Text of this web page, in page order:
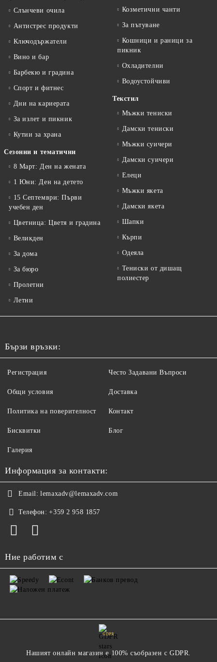
Слънчеви очила
Антистрес продукти
Ключодържатели
Вино и бар
Барбекю и градина
Спорт и фитнес
Дни на кариерата
За излет и пикник
Кутии за храна
Сезонни и тематични
8 Март: Ден на жената
1 Юни: Ден на детето
15 Септември: Първи
учебен ден
Цветница: Цветя и градина
Великден
За дома
За бюро
Пролетни
Летни
Козметични чанти
За пътуване
Кошници и раници за
пикник
Охладителни
Водоустойчиви
Текстил
Мъжки тениски
Дамски тениски
Мъжки суичери
Дамски суичери
Елеци
Мъжки якета
Дамски якета
Шапки
Кърпи
Одеяла
Тениски от дишащ
полиестер
Бързи връзки:
Регистрация
Общи условия
Политика на поверителност
Бисквитки
Често Задавани Въпроси
Доставка
Контакт
Блог
Галерия
Информация за контакти:
Email: lemaxadv@lemaxadv.com
Телефон: +359 2 958 1857
Ние работим с
GDPR
Нашият онлайн магазин е 100% съобразен с GDPR.